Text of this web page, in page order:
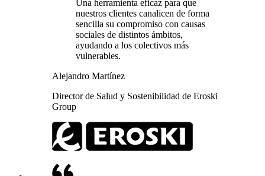
Una herramienta eficaz para que
nuestros clientes canalicen de forma
sencilla su compromiso con causas
sociales de distintos ámbitos,
ayudando a los colectivos más
vulnerables.
Alejandro Martínez
Director de Salud y Sostenibilidad de Eroski
Group